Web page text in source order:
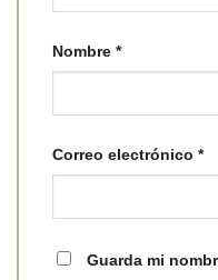
Nombre *
Correo electrónico *
Guarda mi